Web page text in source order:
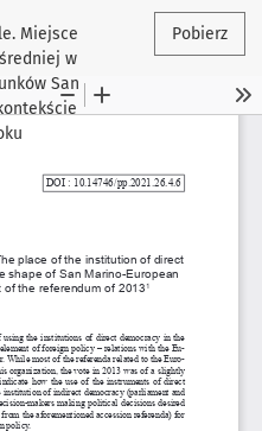
Miejsce
w
San
Pobierz